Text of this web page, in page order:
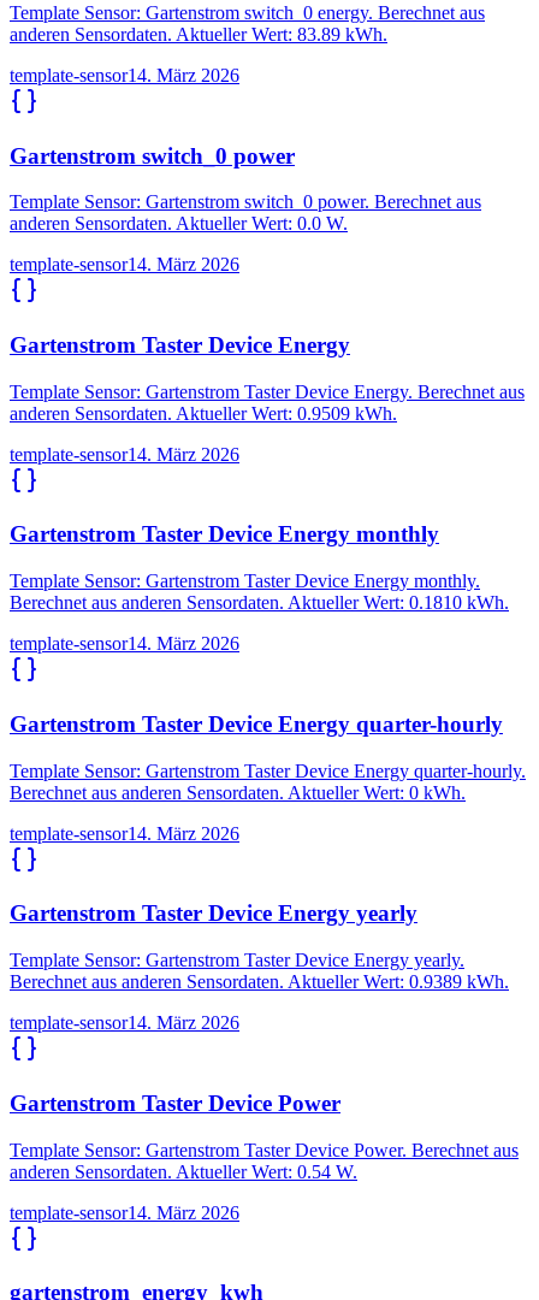
Template Sensor: Gartenstrom switch_0 energy. Berechnet aus
anderen Sensordaten. Aktueller Wert: 83.89 kWh.
template-sensor14. März 2026
Gartenstrom switch_0 power
Template Sensor: Gartenstrom switch_0 power. Berechnet aus
anderen Sensordaten. Aktueller Wert: 0.0 W.
template-sensor14. März 2026
Gartenstrom Taster Device Energy
Template Sensor: Gartenstrom Taster Device Energy. Berechnet aus
anderen Sensordaten. Aktueller Wert: 0.9509 kWh.
template-sensor14. März 2026
Gartenstrom Taster Device Energy monthly
Template Sensor: Gartenstrom Taster Device Energy monthly.
Berechnet aus anderen Sensordaten. Aktueller Wert: 0.1810 kWh.
template-sensor14. März 2026
Gartenstrom Taster Device Energy quarter-hourly
Template Sensor: Gartenstrom Taster Device Energy quarter-hourly.
Berechnet aus anderen Sensordaten. Aktueller Wert: 0 kWh.
template-sensor14. März 2026
Gartenstrom Taster Device Energy yearly
Template Sensor: Gartenstrom Taster Device Energy yearly.
Berechnet aus anderen Sensordaten. Aktueller Wert: 0.9389 kWh.
template-sensor14. März 2026
Gartenstrom Taster Device Power
Template Sensor: Gartenstrom Taster Device Power. Berechnet aus
anderen Sensordaten. Aktueller Wert: 0.54 W.
template-sensor14. März 2026
gartenstrom_energy_kwh